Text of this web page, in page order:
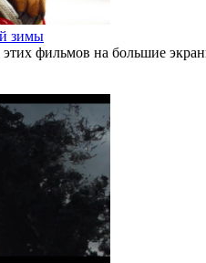
зимы
фильмов на большие